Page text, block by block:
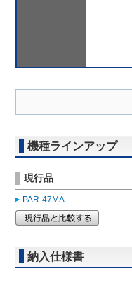
機種ラインアップ
現行品
PAR-47MA
納入仕様書